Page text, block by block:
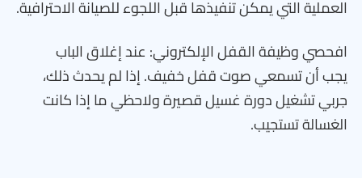
العملية التي يمكن تنفيذها قبل اللجوء للصيانة الاحترافية.
افحصي وظيفة القفل الإلكتروني: عند إغلاق الباب
يجب أن تسمعي صوت قفل خفيف. إذا لم يحدث ذلك،
جربي تشغيل دورة غسيل قصيرة ولاحظي ما إذا كانت
الغسالة تستجيب.